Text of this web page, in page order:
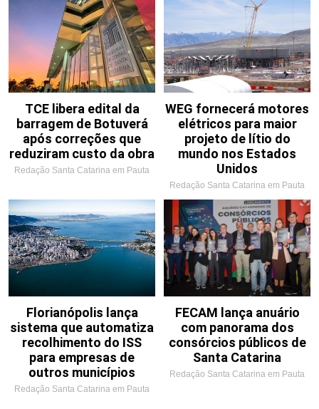
TCE libera edital da
barragem de Botuverá
após correções que
reduziram custo da obra
Redação Santa Catarina em Pauta
WEG fornecerá motores
elétricos para maior
projeto de lítio do
mundo nos Estados
Unidos
Redação Santa Catarina em Pauta
Florianópolis lança
sistema que automatiza
recolhimento do ISS
para empresas de
outros municípios
Redação Santa Catarina em Pauta
FECAM lança anuário
com panorama dos
consórcios públicos de
Santa Catarina
Redação Santa Catarina em Pauta